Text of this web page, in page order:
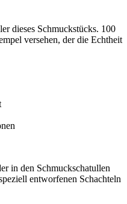
dieses Schmuckstücks. 100
versehen, der die Echtheit
in den Schmuckschatullen
entworfenen Schachteln